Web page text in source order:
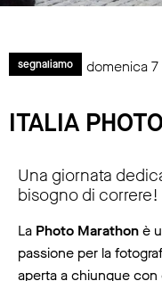
segnaliamo domenica
ITALIA
Una giornata
bisogno di correre!
La Photo Marathonè
passione per la
aperta a chiunque